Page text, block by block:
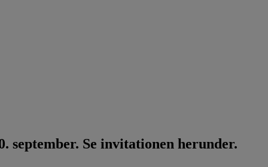
september. Se invitationen herunder.